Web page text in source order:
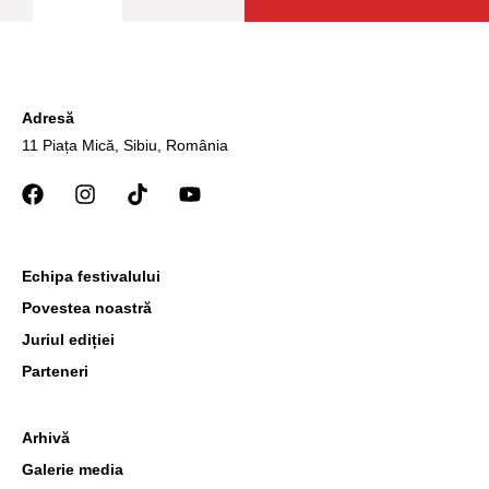
Adresă
11 Piața Mică, Sibiu, România
Arhivă
Galerie media
Echipa festivalului
Povestea noastră
Juriul ediției
Parteneri